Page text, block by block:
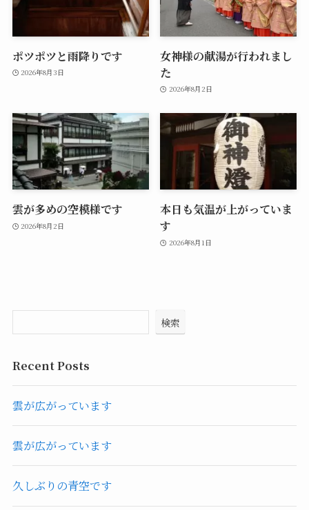
ポツポツと雨降りです
2026年8月3日
女神様の献湯が行われまし
た
2026年8月2日
雲が多めの空模様です
2026年8月2日
本日も気温が上がっていま
す
2026年8月1日
検索
Recent Posts
雲が広がっています
雲が広がっています
久しぶりの青空です